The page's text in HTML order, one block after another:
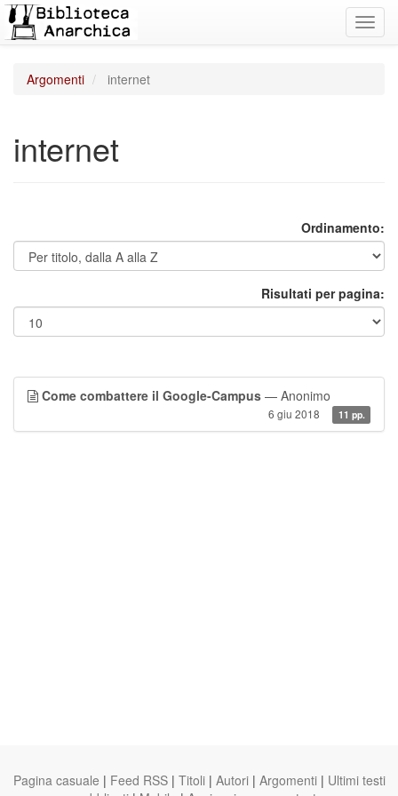
Argomenti internet
internet
Ordinamento:
Risultati per pagina:
Come combattere il Google-Campus — Anonimo
6 giu 2018 11 pp.
Pagina casuale | Feed RSS | Titoli | Autori | Argomenti | Ultimi testi